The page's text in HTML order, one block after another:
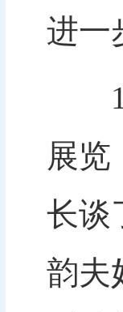
进一
展览
长谈
韵夫